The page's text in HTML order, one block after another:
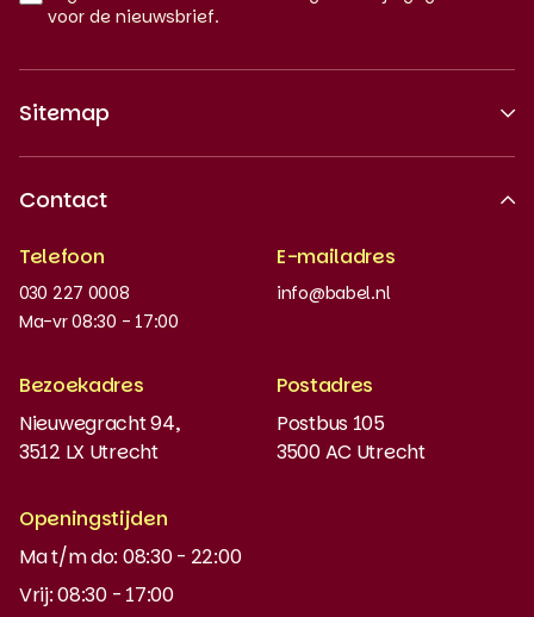
voor de nieuwsbrief.
Sitemap
Nieuws en updates
Instaptoets
MyBabel
NT2
DUO-lening
Contact
Telefoon
030 227 0008
Ma-vr 08:30 - 17:00
E-mailadres
info@babel.nl
Bezoekadres
Nieuwegracht 94,
3512 LX Utrecht
Postadres
Postbus 105
3500 AC Utrecht
Openingstijden
Ma t/m do: 08:30 - 22:00
Vrij: 08:30 - 17:00